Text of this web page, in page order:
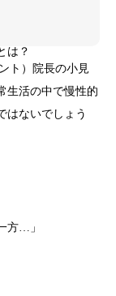
は？
ト）院長の小見
生活の中で慢性的
はないでしょう
方…」